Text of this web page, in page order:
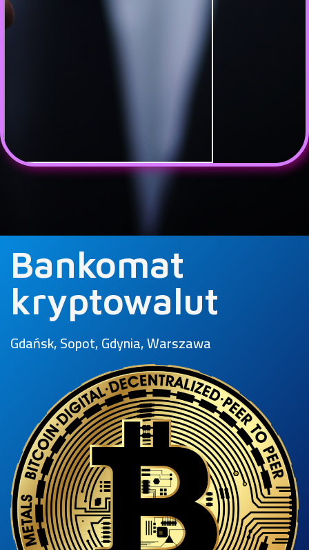
Bankomat
kryptowalut
Gdańsk, Sopot, Gdynia, Warszawa